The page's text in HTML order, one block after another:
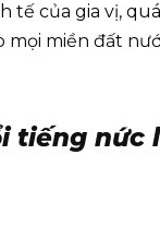
của gia vị,
miền đất
tiếng nức